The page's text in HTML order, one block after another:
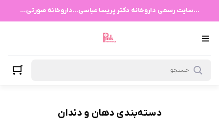
...سایت رسمی داروخانه دکتر پریسا عباسی...داروخانه صورتی...
دسته‌بندی دهان و دندان